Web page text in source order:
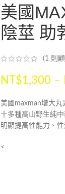
美國
陰莖 助
(1 則
NT$1,300 –
美國maxman增大
十多種高山野生純
明顯提高性能力、
<